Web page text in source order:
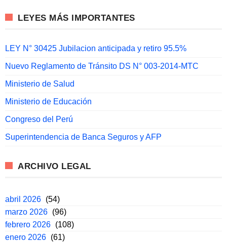
LEYES MÁS IMPORTANTES
LEY N° 30425 Jubilacion anticipada y retiro 95.5%
Nuevo Reglamento de Tránsito DS N° 003-2014-MTC
Ministerio de Salud
Ministerio de Educación
Congreso del Perú
Superintendencia de Banca Seguros y AFP
ARCHIVO LEGAL
abril 2026 (54)
marzo 2026 (96)
febrero 2026 (108)
enero 2026 (61)